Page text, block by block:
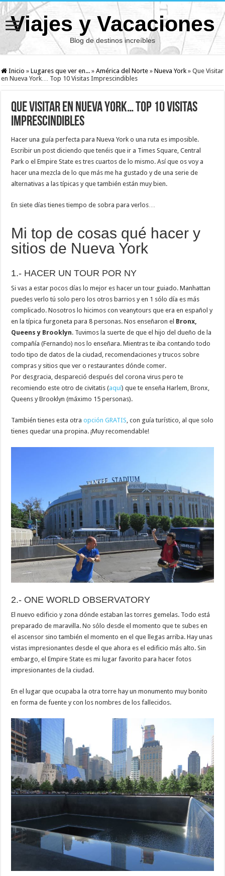
Viajes y Vacaciones
Blog de destinos increíbles
Inicio » Lugares que ver en... » América del Norte » Nueva York » Que Visitar
en Nueva York… Top 10 Visitas Imprescindibles
Que Visitar en Nueva York… Top 10 Visitas
Imprescindibles
Hacer una guía perfecta para Nueva York o una ruta es imposible.
Escribir un post diciendo que tenéis que ir a Times Square, Central
Park o el Empire State es tres cuartos de lo mismo. Así que os voy a
hacer una mezcla de lo que más me ha gustado y de una serie de
alternativas a las típicas y que también están muy bien.
En siete días tienes tiempo de sobra para verlos…
Mi top de cosas qué hacer y
sitios de Nueva York
1.- HACER UN TOUR POR NY
Si vas a estar pocos días lo mejor es hacer un tour guiado. Manhattan
puedes verlo tú solo pero los otros barrios y en 1 sólo día es más
complicado. Nosotros lo hicimos con veanytours que era en español y
en la típica furgoneta para 8 personas. Nos enseñaron el Bronx,
Queens y Brooklyn. Tuvimos la suerte de que el hijo del dueño de la
compañía (Fernando) nos lo enseñara. Mientras te iba contando todo
todo tipo de datos de la ciudad, recomendaciones y trucos sobre
compras y sitios que ver o restaurantes dónde comer.
Por desgracia, despareció después del corona virus pero te
recomiendo este otro de civitatis (aquí) que te enseña Harlem, Bronx,
Queens y Brooklyn (máximo 15 personas).
También tienes esta otraopción GRATIS, con guía turístico, al que solo
tienes quedar una propina. ¡Muy recomendable!
2.- ONE WORLD OBSERVATORY
El nuevo edificio y zona dónde estaban las torres gemelas. Todo está
preparado de maravilla. No sólo desde el momento que te subes en
el ascensor sino también el momento en el que llegas arriba. Hay unas
vistas impresionantes desde el que ahora es el edificio más alto. Sin
embargo, el Empire State es mi lugar favorito para hacer fotos
impresionantes de la ciudad.
En el lugar que ocupaba la otra torre hay un monumento muy bonito
en forma de fuente y con los nombres de los fallecidos.